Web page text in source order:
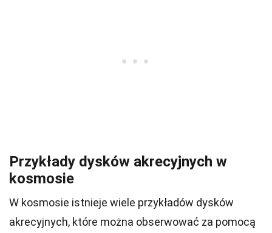
Przykłady dysków akrecyjnych w
kosmosie
W kosmosie istnieje wiele przykładów dysków
akrecyjnych, które można obserwować za pomocą